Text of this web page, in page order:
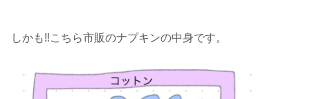
しかも‼こちら市販のナプキンの中身です。